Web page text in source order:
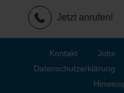
Jetzt anrufen!
Kontakt Jobs
Datenschutzerklärung